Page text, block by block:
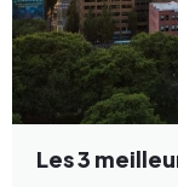
Les 3